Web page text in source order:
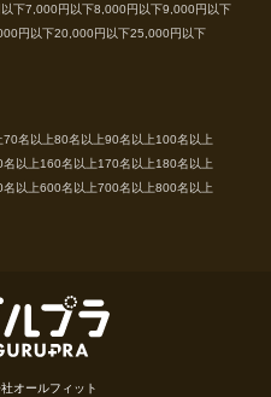
下7,000円以下8,000円以下9,000円以下
円以下20,000円以下25,000円以下
70名以上80名以上90名以上100名以上
名以上160名以上170名以上180名以上
名以上600名以上700名以上800名以上
オールフィット